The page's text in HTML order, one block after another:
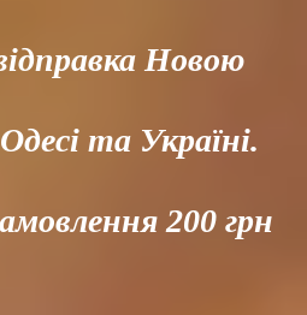
Новою
та Україні.
200 грн